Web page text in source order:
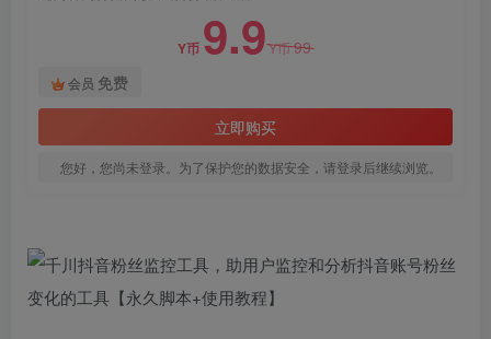
Y币 9.9Y币99
会员 免费
立即购买
您好，您尚未登录。为了保护您的数据安全，请登录后继续浏览。